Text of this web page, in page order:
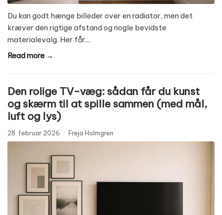
Du kan godt hænge billeder over en radiator, men det
kræver den rigtige afstand og nogle bevidste
materialevalg. Her får…
Read more →
Den rolige TV-væg: sådan får du kunst
og skærm til at spille sammen (med mål,
luft og lys)
28. februar 2026 · Freja Holmgren